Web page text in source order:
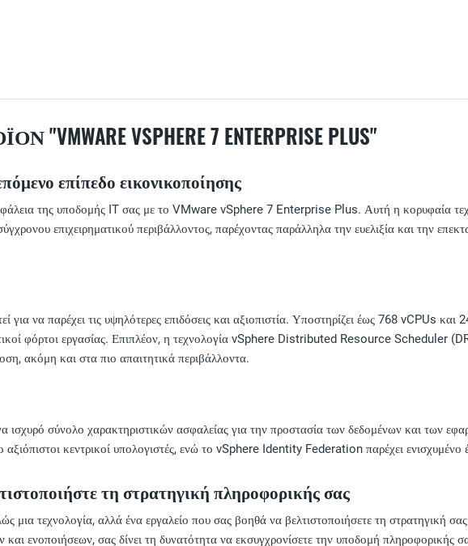
VSPHERE 7 ENTERPRISE PLUS"
επίπεδο εικονικοποίησης
της υποδομής IT σας με το VMware vSphere 7 Enterprise Plus. Αυτή η κορυφαία
επιχειρηματικού περιβάλλοντος, παρέχοντας παράλληλα την ευελιξία και την
να παρέχει τις υψηλότερες επιδόσεις και αξιοπιστία. Υποστηρίζει έως 768 vCPUs
φόρτοι εργασίας. Επιπλέον, η τεχνολογία vSphere Distributed Resource Scheduler
ακόμη και στα πιο απαιτητικά περιβάλλοντα.
σύνολο χαρακτηριστικών ασφαλείας για την προστασία των δεδομένων και των
αξιόπιστοι κεντρικοί υπολογιστές, ενώ το vSphere Identity Federation παρέχει
τη στρατηγική πληροφορικής σας
τεχνολογία, αλλά ένα εργαλείο που σας βοηθά να βελτιστοποιήσετε τη στρατηγική
ενοποιήσεων, σας δίνει τη δυνατότητα να εκσυγχρονίσετε την υποδομή πληροφορικής